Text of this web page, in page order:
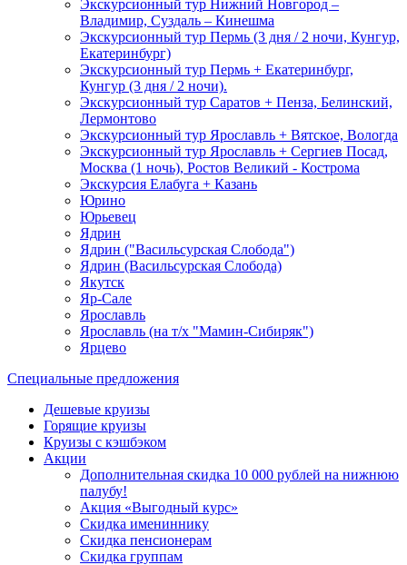
Экскурсионный тур Нижний Новгород –
Владимир, Суздаль – Кинешма
Экскурсионный тур Пермь (3 дня / 2 ночи, Кунгур,
Екатеринбург)
Экскурсионный тур Пермь + Екатеринбург,
Кунгур (3 дня / 2 ночи).
Экскурсионный тур Саратов + Пенза, Белинский,
Лермонтово
Экскурсионный тур Ярославль + Вятское, Вологда
Экскурсионный тур Ярославль + Сергиев Посад,
Москва (1 ночь), Ростов Великий - Кострома
Экскурсия Елабуга + Казань
Юрино
Юрьевец
Ядрин
Ядрин ("Васильсурская Слобода")
Ядрин (Васильсурская Слобода)
Якутск
Яр-Сале
Ярославль
Ярославль (на т/х "Мамин-Сибиряк")
Ярцево
Специальные предложения
Дешевые круизы
Горящие круизы
Круизы с кэшбэком
Акции
Дополнительная скидка 10 000 рублей на нижнюю
палубу!
Акция «Выгодный курс»
Скидка имениннику
Скидка пенсионерам
Скидка группам